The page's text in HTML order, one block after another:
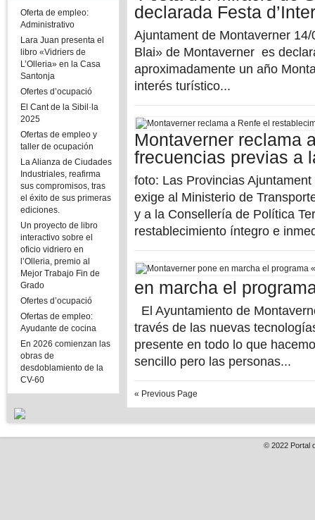
Oferta de empleo:
Administrativo
Lara Juan presenta el
libro «Vidriers de
L’Olleria» en la Casa
Santonja
Ofertes d’ocupació
El Cant de la Sibil·la
2025
Ofertas de empleo y
taller de ocupación
La Alianza de Ciudades
Industriales, reafirma
sus compromisos, tras
el éxito de sus primeras
ediciones.
Un proyecto de libro
interactivo sobre el
oficio vidriero en
l’Olleria, premio al
Mejor Trabajo Fin de
Grado
Ofertes d’ocupació
Ofertas de empleo:
Ayudante de cocina
En 2026 comienzan las
obras de
desdoblamiento de la
CV-60
declarada Festa
Ajuntament de Montaverner
Blai» de Montaverner es
aproximadamente un año
interés turístico...
Montaverner reclama
frecuencias previas a
foto: Las Provincias
exige al Ministerio de
y a la Consellería de Política
restablecimiento íntegro e
en marcha el
El Ayuntamiento de
través de las nuevas
presente en todo lo que
sencillo pero las personas...
« Previous Page
© 2022 Portal